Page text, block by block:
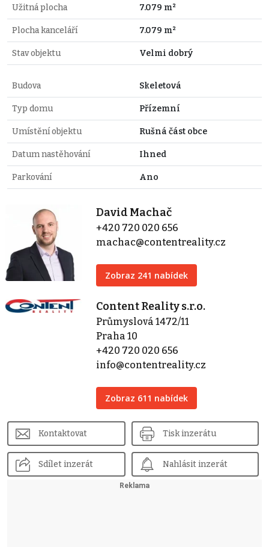
Užitná plocha 7.079 m²
Plocha kanceláří 7.079 m²
Stav objektu Velmi dobrý
Budova Skeletová
Typ domu Přízemní
Umístění objektu Rušná část obce
Datum nastěhování Ihned
Parkování Ano
David Machač
+420 720 020 656
machac@contentreality.cz
Zobraz 241 nabídek
Content Reality s.r.o.
Průmyslová 1472/11
Praha 10
+420 720 020 656
info@contentreality.cz
Zobraz 611 nabídek
Kontaktovat Tisk inzerátu
Sdílet inzerát Nahlásit inzerát